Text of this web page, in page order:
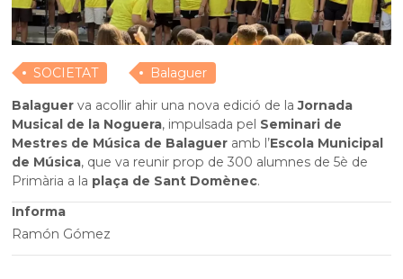
SOCIETAT
Balaguer
Balaguer va acollir ahir una nova edició de laJornada
Musical de la Noguera, impulsada pel Seminari de
Mestres de Música de Balaguer amb l’Escola Municipal
de Música, que va reunir prop de 300 alumnes de 5è de
Primària a la plaça de Sant Domènec.
Informa
Ramón Gómez